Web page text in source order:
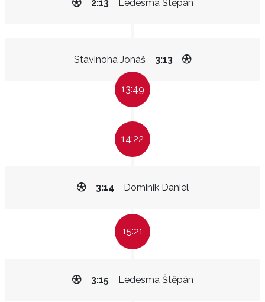
Ledesma Štěpán
2:13
Stavinoha Jonáš 3:13
13:49
14:22
Dominik Daniel
3:14
15:21
Ledesma Štěpán
3:15